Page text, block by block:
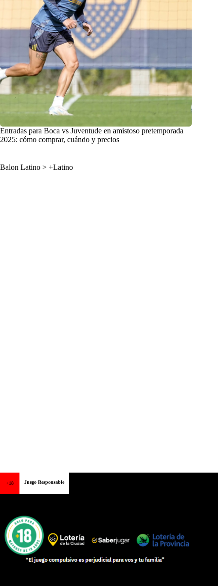
Entradas para Boca vs Juventude en amistoso pretemporada
2025: cómo comprar, cuándo y precios
Balon Latino > +Latino
+18 Juego Responsable